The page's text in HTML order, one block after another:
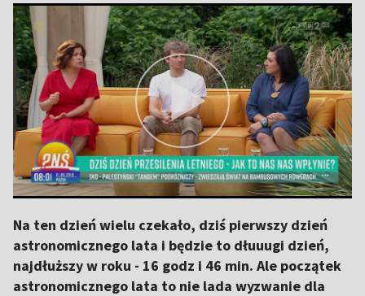
Na ten dzień wielu czekało, dziś pierwszy dzień
astronomicznego lata i będzie to dłuuugi dzień,
najdłuższy w roku - 16 godz i 46 min. Ale początek
astronomicznego lata to nie lada wyzwanie dla